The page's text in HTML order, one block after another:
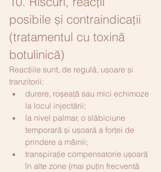
posibile și contraindicații
(tratamentul cu toxină
botulinică)
Reacțiile sunt, de regulă, ușoare și
tranzitorii:
durere, roșeață sau mici echimoze
la locul injectării;
la nivel palmar, o slăbiciune
temporară și ușoară a forței de
prindere a mâinii;
transpirație compensatorie ușoară
în alte zone (mai puțin frecventă